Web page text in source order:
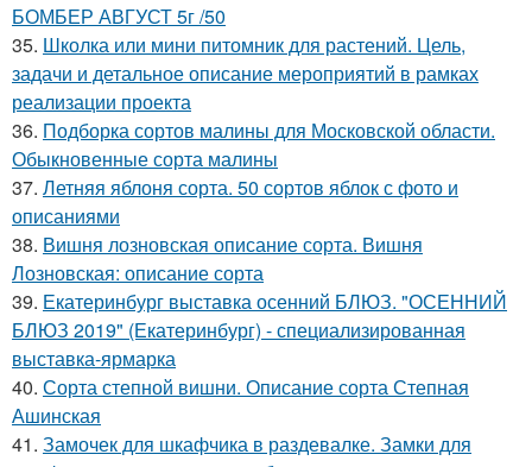
БОМБЕР АВГУСТ 5г /50
35. Школка или мини питомник для растений. Цель,
задачи и детальное описание мероприятий в рамках
реализации проекта
36. Подборка сортов малины для Московской области.
Обыкновенные сорта малины
37. Летняя яблоня сорта. 50 сортов яблок с фото и
описаниями
38. Вишня лозновская описание сорта. Вишня
Лозновская: описание сорта
39. Екатеринбург выставка осенний БЛЮЗ. "ОСЕННИЙ
БЛЮЗ 2019" (Екатеринбург) - специализированная
выставка-ярмарка
40. Сорта степной вишни. Описание сорта Степная
Ашинская
41. Замочек для шкафчика в раздевалке. Замки для